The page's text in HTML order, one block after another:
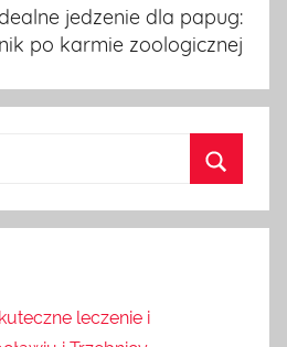
jedzenie dla papug:
po karmie zoologicznej
leczenie i